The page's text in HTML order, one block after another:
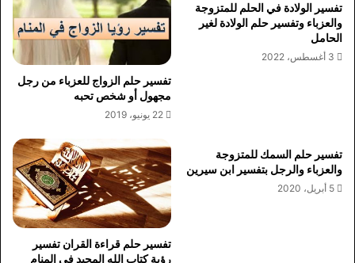
تفسير الولادة في الحلم للمتزوجة
والعزباء وتفسير حلم الولادة لغير
الحامل
3 أغسطس، 2022
تفسير حلم الزواج للعزباء من رجل
مجهول أو شخص تحبه
22 يونيو، 2019
تفسير حلم السمك للمتزوجة
والعزباء والرجل بتفسير ابن سيرين
5 أبريل، 2020
تفسير حلم قراءة القران تفسير
رؤية كتاب الله المجيد في المنام